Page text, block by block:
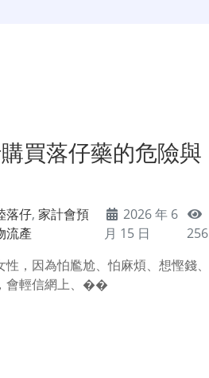
買落仔藥的危險與
落仔,家計會預
流產
2026 年 6
月 15 日
256
，因為怕尷尬、怕麻煩、想慳錢、
會輕信網上、��